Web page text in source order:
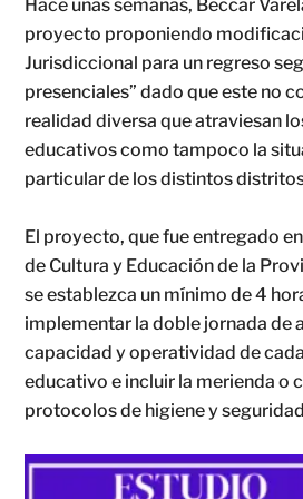
Hace unas semanas, Beccar
proyecto proponiendo
Jurisdiccional para un regreso
presenciales” dado que este no
realidad diversa que atraviesan
educativos como tampoco la
particular de los distintos
El proyecto, que fue entregado
de Cultura y Educación de la
se establezca un mínimo de 4
implementar la doble jornada de
capacidad y operatividad de
educativo e incluir la merienda o
protocolos de higiene y